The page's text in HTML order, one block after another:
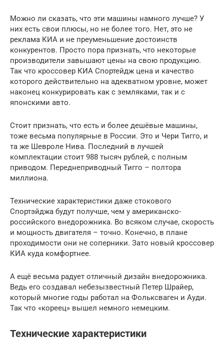
Можно ли сказать, что эти машины намного лучше? У
них есть свои плюсы, но не более того. Нет, это не
реклама КИА и не преуменьшение достоинств
конкурентов. Просто пора признать, что некоторые
производители завышают цены на свою продукцию.
Так что кроссовер КИА Спортейдж цена и качество
которого действительно на адекватном уровне, может
наконец конкурировать как с земляками, так и с
японскими авто.
Стоит признать, что есть и более дешёвые машины,
тоже весьма популярные в России. Это и Чери Тигго, и
та же Шевроле Нива. Последний в лучшей
комплектации стоит 988 тысяч рублей, с полным
приводом. Переднеприводный Тигго – полтора
миллиона.
Технические характеристики даже стокового
Спортэйджа будут получше, чем у американско-
российского внедорожника. Во всяком случае, скорость
и мощность двигателя – точно. Конечно, в плане
проходимости они не соперники. Зато новый кроссовер
КИА куда комфортнее.
А ещё весьма радует отличный дизайн внедорожника.
Ведь его создавал небезызвестный Петер Шрайер,
который многие годы работал на Фольксваген и Ауди.
Так что «кореец» вышел немного немецким.
Технические характеристики